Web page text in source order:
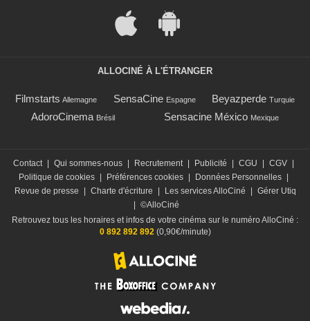
ALLOCINÉ À L'ÉTRANGER
Filmstarts Allemagne SensaCine Espagne Beyazperde Turquie
AdoroCinema Brésil Sensacine México Mexique
Contact Qui sommes-nous Recrutement Publicité CGU CGV
Politique de cookies
Préférences cookies Données Personnelles
Revue de presse
Charte d'écriture Les services AlloCiné
Gérer Utiq
©AlloCiné
Retrouvez tous les horaires et infos de votre cinéma sur le numéro AlloCiné :
0 892 892 892(0,90€/minute)